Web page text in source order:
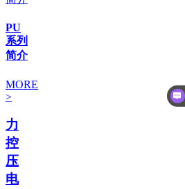
PU
系列
简介
MORE
>
力
控
压
电